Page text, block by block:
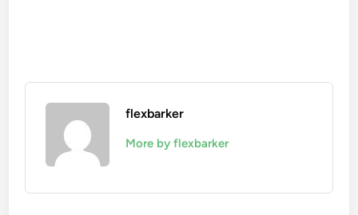
flexbarker
More by flexbarker